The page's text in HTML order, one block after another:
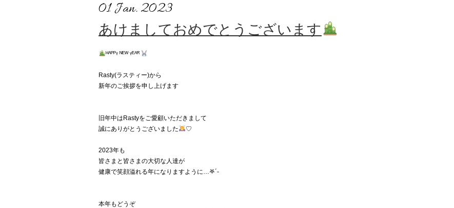
01 Jan. 2023
あけましておめでとうございます
ᴴᴬᴾᴾᵞ ᴺᴱᵂ ᵞᴱᴬᴿ
Rasty(ラスティー)から
新年のご挨拶を申し上げます
旧年中はRastyをご愛顧いただきまして
誠にありがとうございました
♡
2023年も
皆さまと皆さまの大切な人達が
健康で笑顔溢れる年になりますように…𖤐´-
本年もどうぞ